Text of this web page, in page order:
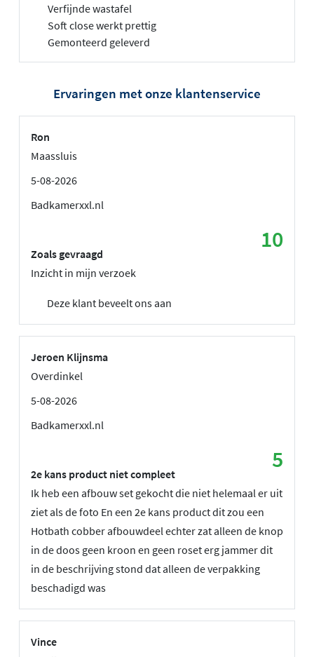
Verfijnde wastafel
Soft close werkt prettig
Gemonteerd geleverd
Ervaringen met onze klantenservice
Ron
Maassluis
5-08-2026
Badkamerxxl.nl
10
Zoals gevraagd
Inzicht in mijn verzoek
Deze klant beveelt ons aan
Jeroen Klijnsma
Overdinkel
5-08-2026
Badkamerxxl.nl
5
2e kans product niet compleet
Ik heb een afbouw set gekocht die niet helemaal er uit
ziet als de foto En een 2e kans product dit zou een
Hotbath cobber afbouwdeel echter zat alleen de knop
in de doos geen kroon en geen roset erg jammer dit
in de beschrijving stond dat alleen de verpakking
beschadigd was
Vince